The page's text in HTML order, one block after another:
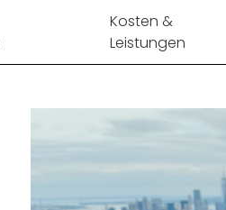
Kosten &
Leistungen